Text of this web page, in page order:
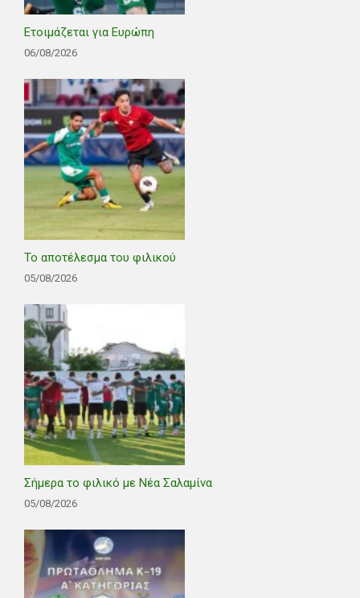
Ετοιμάζεται για Ευρώπη
06/08/2026
Το αποτέλεσμα του φιλικού
05/08/2026
Σήμερα το φιλικό με Νέα Σαλαμίνα
05/08/2026